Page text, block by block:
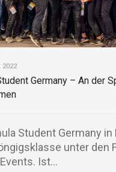
2022
Germany – An der
Student Germany
unter den
Ist...